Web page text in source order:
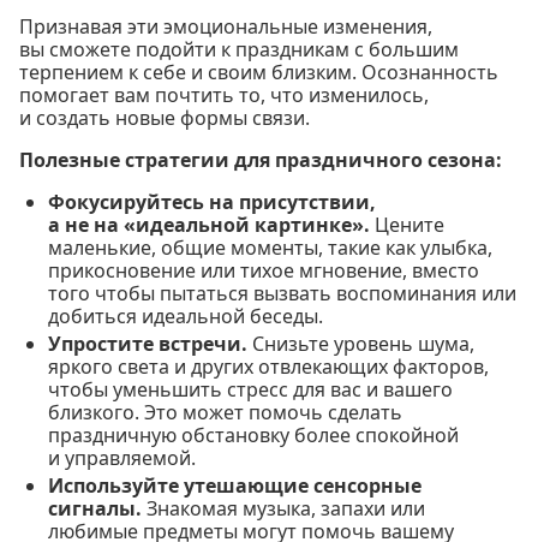
Признавая эти эмоциональные изменения,
вы сможете подойти к праздникам с большим
терпением к себе и своим близким. Осознанность
помогает вам почтить то, что изменилось,
и создать новые формы связи.
Полезные стратегии для праздничного сезона:
Фокусируйтесь на присутствии,
а не на «идеальной картинке». Цените
маленькие, общие моменты, такие как улыбка,
прикосновение или тихое мгновение, вместо
того чтобы пытаться вызвать воспоминания или
добиться идеальной беседы.
Упростите встречи. Снизьте уровень шума,
яркого света и других отвлекающих факторов,
чтобы уменьшить стресс для вас и вашего
близкого. Это может помочь сделать
праздничную обстановку более спокойной
и управляемой.
Используйте утешающие сенсорные
сигналы. Знакомая музыка, запахи или
любимые предметы могут помочь вашему